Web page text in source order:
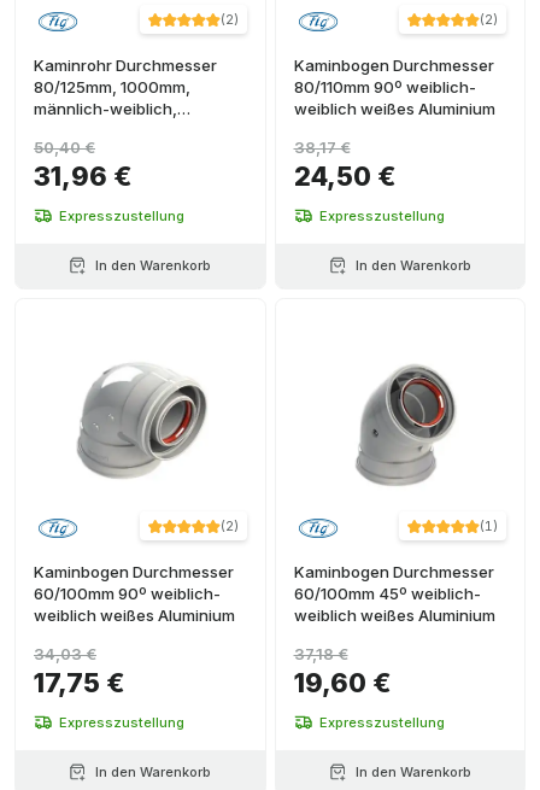
(2)
Kaminrohr Durchmesser
80/125mm, 1000mm,
männlich-weiblich,
31,96 €
50,40 €
Expresszustellung
In den Warenkorb
(2)
Kaminbogen Durchmesser
80/110mm 90º weiblich-
weiblich weißes Aluminium
24,50 €
38,17 €
Expresszustellung
In den Warenkorb
(2)
Kaminbogen Durchmesser
60/100mm 90º weiblich-
weiblich weißes Aluminium
17,75 €
34,03 €
Expresszustellung
In den Warenkorb
(1)
Kaminbogen Durchmesser
60/100mm 45º weiblich-
weiblich weißes Aluminium
19,60 €
37,18 €
Expresszustellung
In den Warenkorb